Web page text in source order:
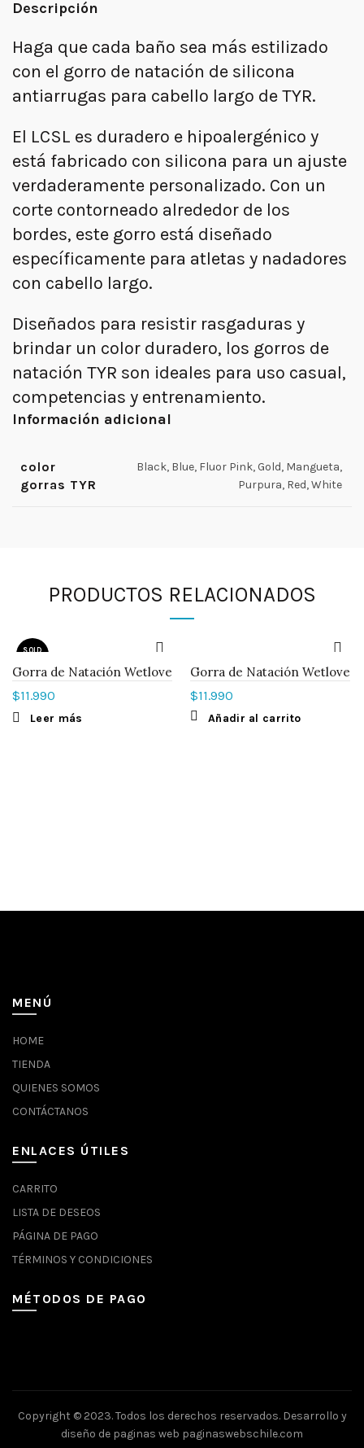
Descripción
Haga que cada baño sea más estilizado
con el gorro de natación de silicona
antiarrugas para cabello largo de TYR.
El LCSL es duradero e hipoalergénico y
está fabricado con silicona para un ajuste
verdaderamente personalizado. Con un
corte contorneado alrededor de los
bordes, este gorro está diseñado
específicamente para atletas y nadadores
con cabello largo.
Diseñados para resistir rasgaduras y
brindar un color duradero, los gorros de
natación TYR son ideales para uso casual,
competencias y entrenamiento.
Información adicional
color
gorras TYR
Black, Blue, Fluor Pink, Gold, Mangueta,
Purpura, Red, White
PRODUCTOS RELACIONADOS
SOLD
Gorra de Natación Wetlove
$11.990
Leer más
Gorra de Natación Wetlove
$11.990
Añadir al carrito
MENÚ
HOME
TIENDA
QUIENES SOMOS
CONTÁCTANOS
ENLACES ÚTILES
CARRITO
LISTA DE DESEOS
PÁGINA DE PAGO
TÉRMINOS Y CONDICIONES
MÉTODOS DE PAGO
Copyright © 2023. Todos los derechos reservados. Desarrollo y
diseño de paginas web paginaswebschile.com